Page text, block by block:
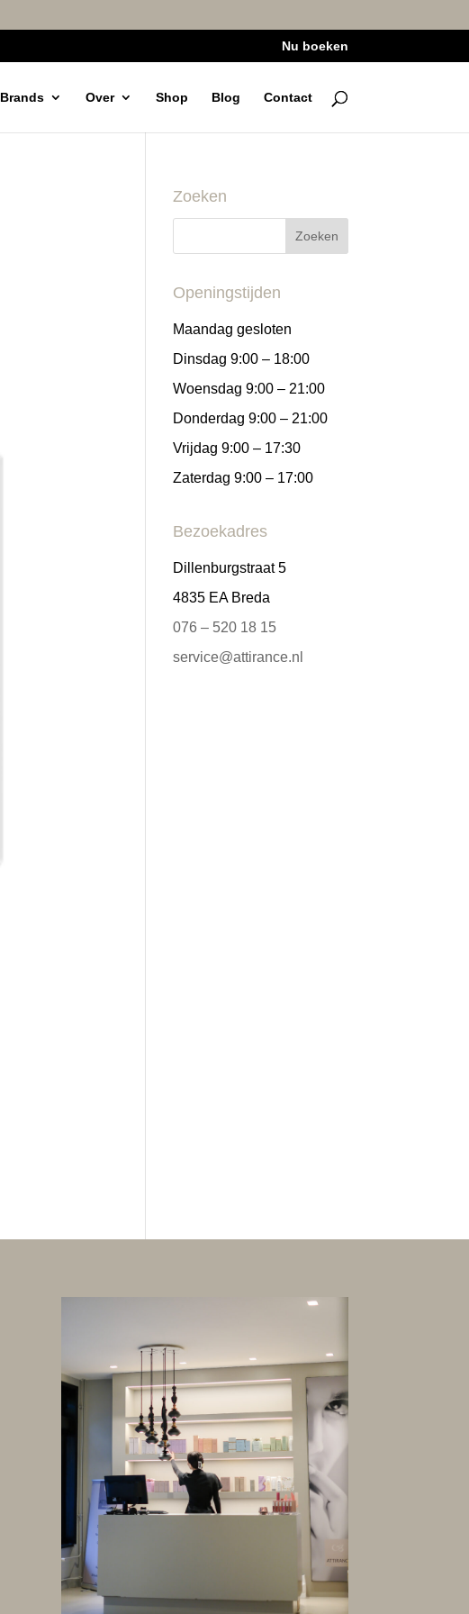
Nu boeken
Brands Over Shop Blog Contact
Zoeken
Openingstijden
Maandag gesloten
Dinsdag 9:00 – 18:00
Woensdag 9:00 – 21:00
Donderdag 9:00 – 21:00
Vrijdag 9:00 – 17:30
Zaterdag 9:00 – 17:00
Bezoekadres
Dillenburgstraat 5
4835 EA Breda
076 – 520 18 15
service@attirance.nl